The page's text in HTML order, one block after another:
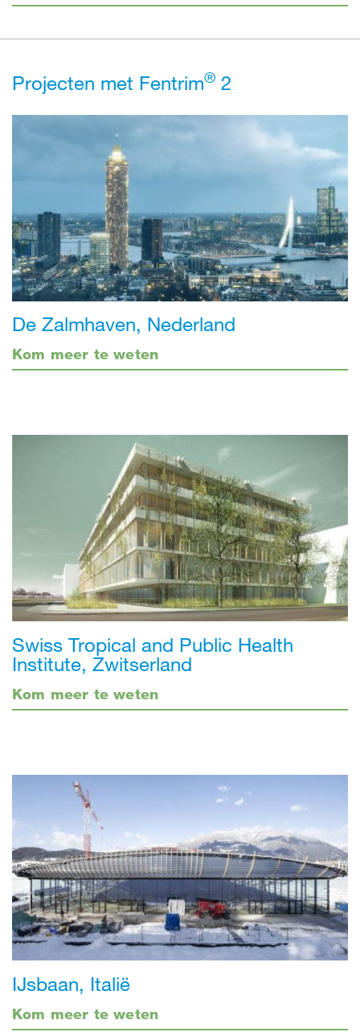
Projecten met Fentrim® 2
De Zalmhaven, Nederland
Kom meer te weten
Swiss Tropical and Public Health
Institute, Zwitserland
Kom meer te weten
IJsbaan, Italië
Kom meer te weten